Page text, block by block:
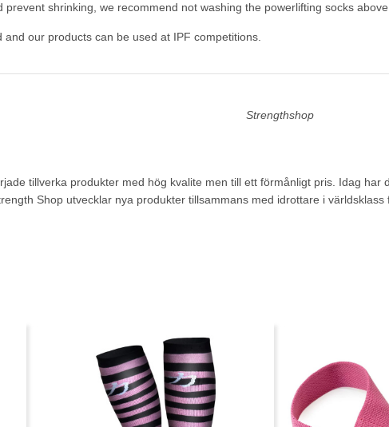
shrinking, we recommend not washing the powerlifting socks
our products can be used at IPF competitions.
Strengthshop
tillverka produkter med hög kvalite men till ett förmånligt pris. Idag
Shop utvecklar nya produkter tillsammans med idrottare i